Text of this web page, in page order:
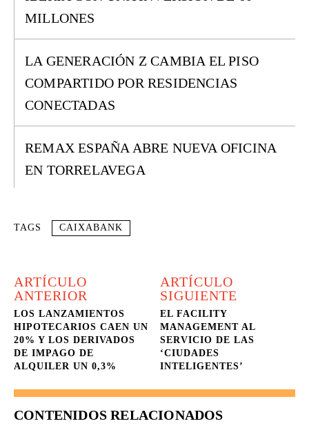
MILLONES
LA GENERACIÓN Z CAMBIA EL PISO
COMPARTIDO POR RESIDENCIAS
CONECTADAS
REMAX ESPAÑA ABRE NUEVA OFICINA
EN TORRELAVEGA
TAGS CAIXABANK
ARTÍCULO
ANTERIOR
LOS LANZAMIENTOS
HIPOTECARIOS CAEN UN
20% Y LOS DERIVADOS
DE IMPAGO DE
ALQUILER UN 0,3%
ARTÍCULO
SIGUIENTE
EL FACILITY
MANAGEMENT AL
SERVICIO DE LAS
‘CIUDADES
INTELIGENTES’
CONTENIDOS RELACIONADOS